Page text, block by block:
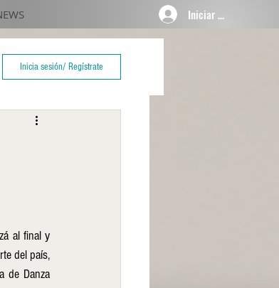
Iniciar sesión
Inicia sesión/ Regístrate
al final y
del país,
de Danza